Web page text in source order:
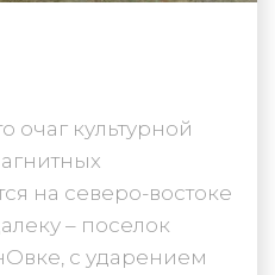
очаг культурной
на северо-востоке
– поселок
с ударением